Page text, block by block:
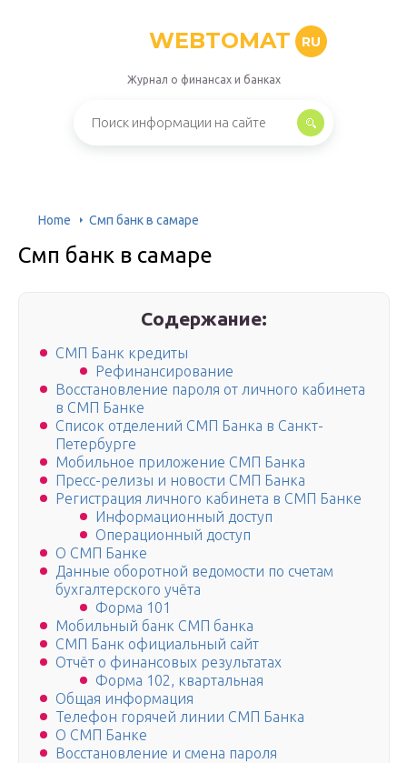
WEBTOMAT RU
Журнал о финансах и банках
Home Смп банк в самаре
Смп банк в самаре
Содержание:
СМП Банк кредиты
Рефинансирование
Восстановление пароля от личного кабинета
в СМП Банке
Список отделений СМП Банка в Санкт-
Петербурге
Мобильное приложение СМП Банка
Пресс-релизы и новости СМП Банка
Регистрация личного кабинета в СМП Банке
Информационный доступ
Операционный доступ
О СМП Банке
Данные оборотной ведомости по счетам
бухгалтерского учёта
Форма 101
Мобильный банк СМП банка
СМП Банк официальный сайт
Отчёт о финансовых результатах
Форма 102, квартальная
Общая информация
Телефон горячей линии СМП Банка
О СМП Банке
Восстановление и смена пароля